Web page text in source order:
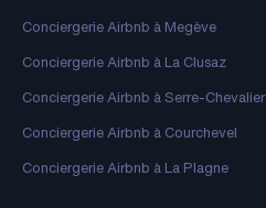
Conciergerie Airbnb à Megève
Conciergerie Airbnb à La Clusaz
Conciergerie Airbnb à Serre-Chevalier
Conciergerie Airbnb à Courchevel
Conciergerie Airbnb à La Plagne